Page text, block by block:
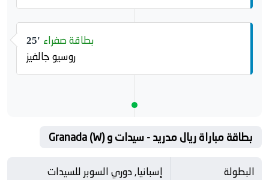
25' بطاقة صفراء
روسيو جالفيز
بطاقة مباراة ريال مدريد - سيدات و Granada (W)
البطولة
إسبانيا, دوري السوبر للسيدات